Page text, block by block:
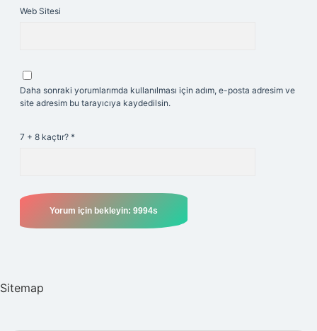
Web Sitesi
Daha sonraki yorumlarımda kullanılması için adım, e-posta adresim ve
site adresim bu tarayıcıya kaydedilsin.
7 + 8 kaçtır? *
Sitemap